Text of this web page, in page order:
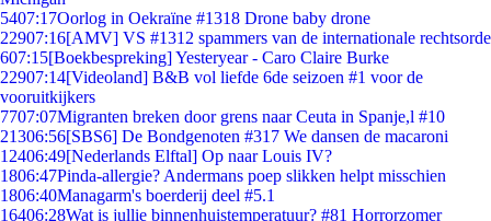
5407:17Oorlog in Oekraïne #1318 Drone baby drone
22907:16[AMV] VS #1312 spammers van de internationale rechtsorde
607:15[Boekbespreking] Yesteryear - Caro Claire Burke
22907:14[Videoland] B&B vol liefde 6de seizoen #1 voor de
vooruitkijkers
7707:07Migranten breken door grens naar Ceuta in Spanje,l #10
21306:56[SBS6] De Bondgenoten #317 We dansen de macaroni
12406:49[Nederlands Elftal] Op naar Louis IV?
1806:47Pinda-allergie? Andermans poep slikken helpt misschien
1806:40Managarm's boerderij deel #5.1
16406:28Wat is jullie binnenhuistemperatuur? #81 Horrorzomer